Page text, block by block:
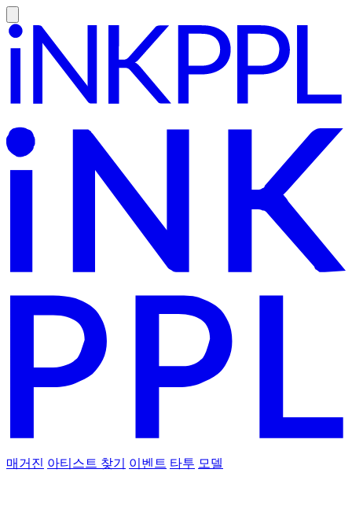
매거진 아티스트 찾기 이벤트 타투 모델